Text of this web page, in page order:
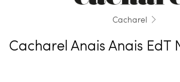
Cacharel
Cacharel Anais Anais EdT